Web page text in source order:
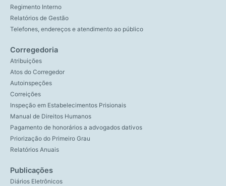
Regimento Interno
Relatórios de Gestão
Telefones, endereços e atendimento ao público
Corregedoria
Atribuições
Atos do Corregedor
Autoinspeções
Correições
Inspeção em Estabelecimentos Prisionais
Manual de Direitos Humanos
Pagamento de honorários a advogados dativos
Priorização do Primeiro Grau
Relatórios Anuais
Publicações
Diários Eletrônicos